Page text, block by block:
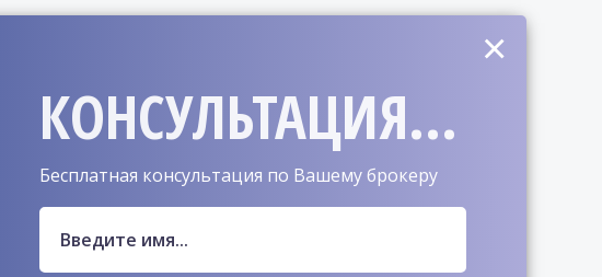
КОНСУЛЬТАЦИЯ...
Бесплатная консультация по Вашему брокеру
×